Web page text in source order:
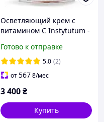
Осветляющий крем с
витамином С Instytutum -
Moisturizer 50 мл
Готово к отправке
5.0 (2)
от567₴/мес
3 400₴
Купить